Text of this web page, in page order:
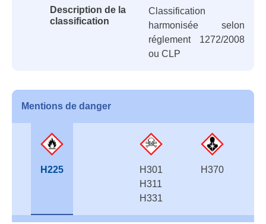
Description de la
classification
Classification
harmonisée selon
réglement 1272/2008
ou CLP
Mentions de danger
H225
H301
H311
H331
H370